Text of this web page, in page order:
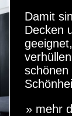
Damit
Decken
schönen
» mehr